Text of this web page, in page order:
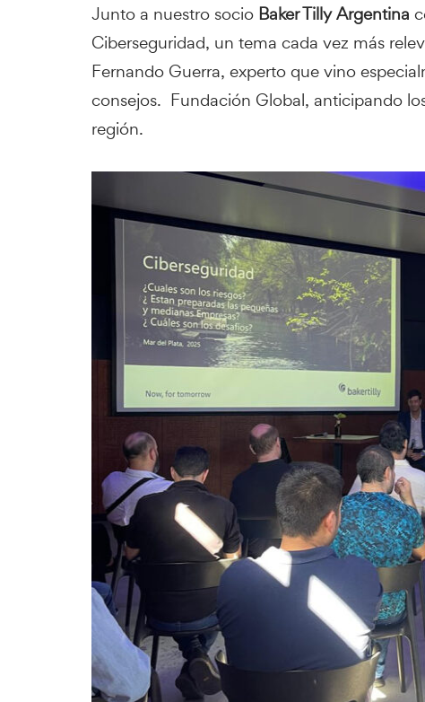
Junto a nuestro socio Baker Tilly Argentina
Ciberseguridad, un tema cada vez más
Fernando Guerra, experto que vino
consejos. Fundación Global, anticipando
región.